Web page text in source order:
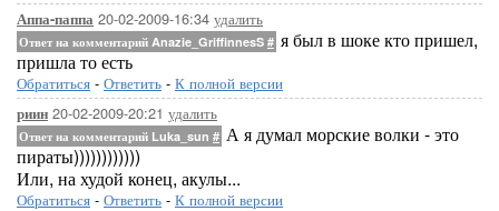
Аппа-паппа 20-02-2009-16:34 удалить
Ответ на комментарий Anazie_GriffinnesS # я был в шоке кто пришел,
пришла то есть
Обратиться - Ответить - К полной версии
риин 20-02-2009-20:21 удалить
Ответ на комментарий Luka_sun # А я думал морские волки - это
пираты))))))))))))
Или, на худой конец, акулы...
Обратиться - Ответить - К полной версии